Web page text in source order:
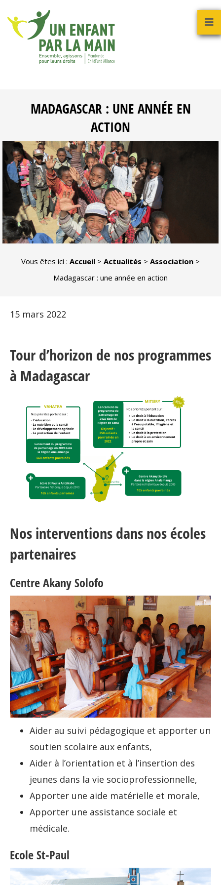
MADAGASCAR : UNE ANNÉE EN
ACTION
Vous êtes ici : Accueil > Actualités > Association >
Madagascar : une année en action
15 mars 2022
Tour d’horizon de nos programmes
à Madagascar
Nos interventions dans nos écoles
partenaires
Centre Akany Solofo
Aider au suivi pédagogique et apporter un
soutien scolaire aux enfants,
Aider à l’orientation et à l’insertion des
jeunes dans la vie socioprofessionnelle,
Apporter une aide matérielle et morale,
Apporter une assistance sociale et
médicale.
Ecole St-Paul